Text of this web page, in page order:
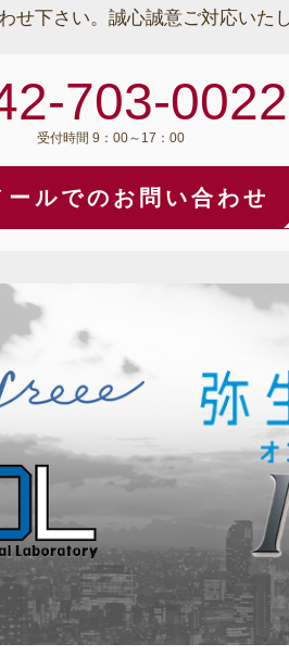
せ下さい。 誠心誠意ご対応いた
703-0022
受付時間 9：00～17：00
ールでのお問い合わせ